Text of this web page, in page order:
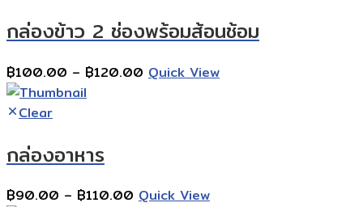
฿70.00
กล่องข้าว 2 ช่องพร้อมส้อนช้อม
฿100.00 – ฿120.00 Price
Quick View
Clear
กล่องอาหาร
฿90.00 – ฿110.00 Price
Quick View